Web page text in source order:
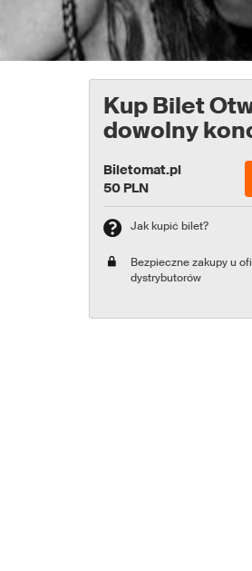
Kup Bilet
dowolny
Biletomat.pl
50 PLN
Jak kupić bilet?
Bezpieczne zakupy u
dystrybutorów